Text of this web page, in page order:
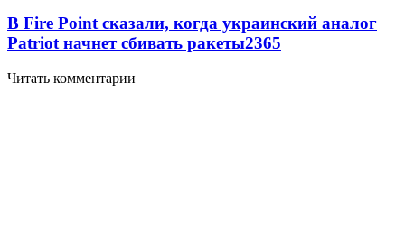
В Fire Point сказали, когда украинский аналог
Patriot начнет сбивать ракеты2365
Читать комментарии